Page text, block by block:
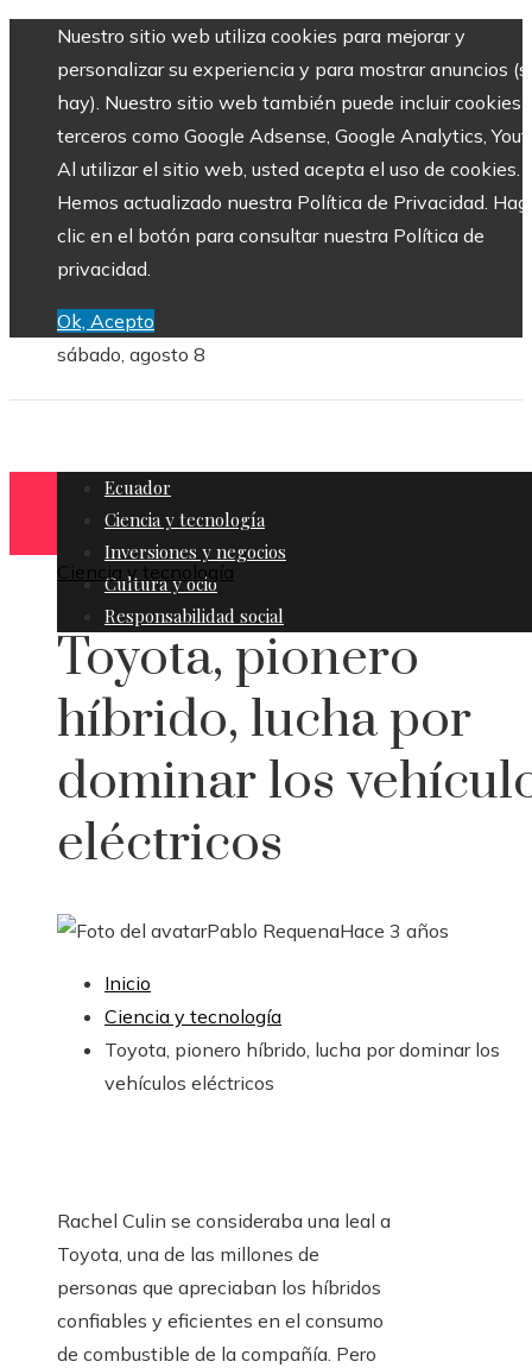
Nuestro sitio web utiliza cookies para mejorar y
personalizar su experiencia y para mostrar anuncios
hay). Nuestro sitio web también puede incluir cookies
terceros como Google Adsense, Google Analytics,
Al utilizar el sitio web, usted acepta el uso de cookies.
Hemos actualizado nuestra Política de Privacidad.
clic en el botón para consultar nuestra Política de
privacidad.
Ok, Acepto
sábado, agosto 8
Ecuador
Ciencia y tecnología
Inversiones y negocios
Cultura y ocio
Responsabilidad social
Ciencia y tecnología
Toyota, pionero
híbrido, lucha por
dominar los
eléctricos
Pablo RequenaHace 3 años
Inicio
Ciencia y tecnología
Toyota, pionero híbrido, lucha por dominar los
vehículos eléctricos
Rachel Culin se consideraba una leal a
Toyota, una de las millones de
personas que apreciaban los híbridos
confiables y eficientes en el consumo
de combustible de la compañía. Pero